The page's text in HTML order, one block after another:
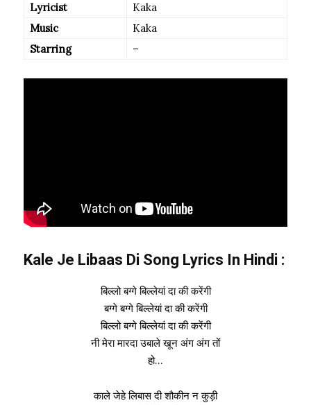
Lyricist
Kaka
Music
Kaka
Starring
–
Kale Je Libaas Di Song Lyrics In Hindi :
बिल्लो बग्गे बिल्लेयां दा की करेंगी
बग्गे बग्गे बिल्लेयां दा की करेंगी
बिल्लो बग्गे बिल्लेयां दा की करेंगी
नी मेरा मारदा उबाले खून अंग अंग तों
हो…
काले जेहे लिबास दी शौकीन न कुड़ी